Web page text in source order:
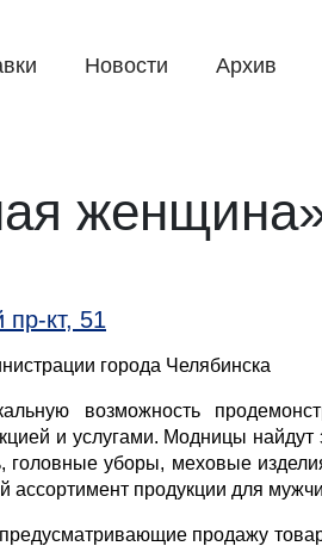
Новости Архив
кт, 51
города Челябинска
возможность
и услугами. Модницы найдут
головные уборы, меховые
продукции для
продажу